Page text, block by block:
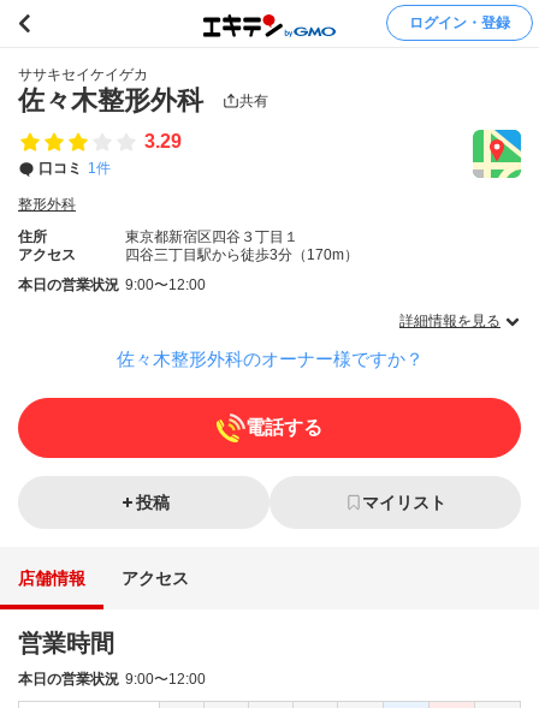
ログイン・登録
ササキセイケイゲカ
佐々木整形外科 共有
3.29
口コミ 1件
整形外科
住所
東京都新宿区四谷３丁目１
アクセス
四谷三丁目駅から徒歩3分（170m）
本日の営業状況 9:00〜12:00
詳細情報を見る
佐々木整形外科のオーナー様ですか？
電話する
投稿 マイリスト
店舗情報 アクセス
営業時間
本日の営業状況 9:00〜12:00